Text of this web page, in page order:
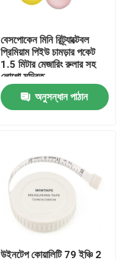
বেসপোকেন মিনি রিট্র্যাক্টেবল
প্রিমিয়াম পিইউ চামড়ার পকেট
1.5 মিটার মেজারিং রুলার সহ
লোগো মুদ্রিত
অনুসন্ধান পাঠান
উইনটেপ কোয়ালিটি 79 ইঞ্চি 2